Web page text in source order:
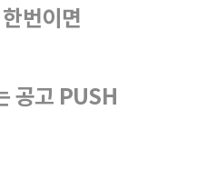
번이면
공고 PUSH